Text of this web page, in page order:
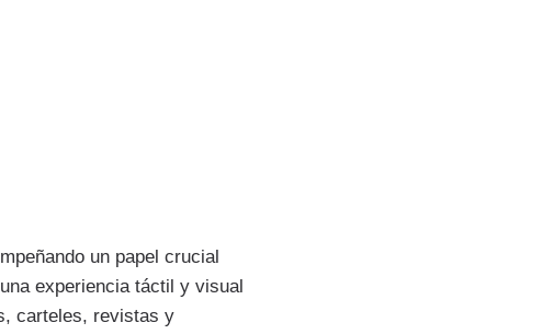
un papel crucial
experiencia táctil y visual
carteles, revistas y